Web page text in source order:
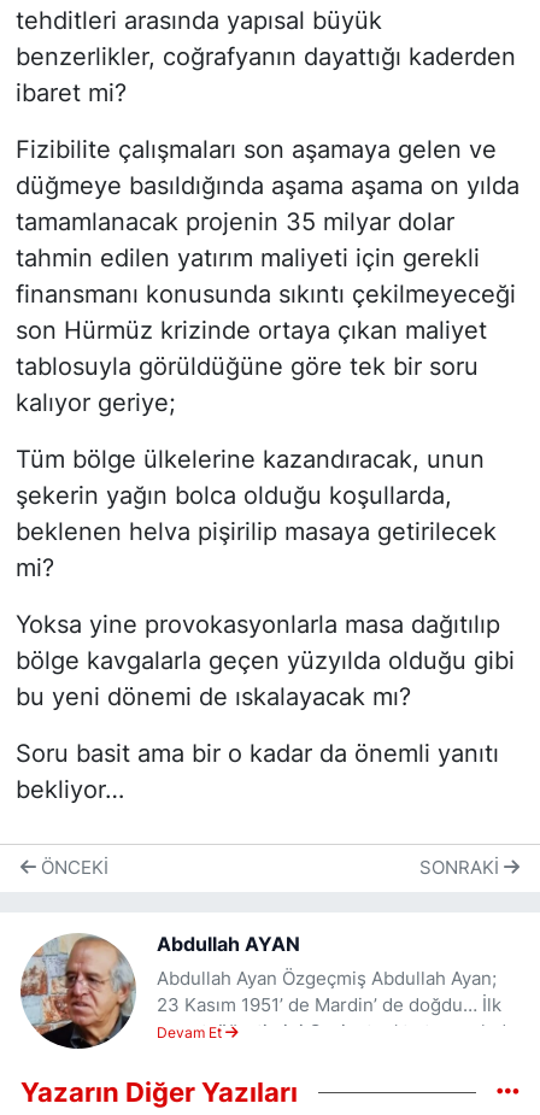
tehditleri arasında yapısal büyük
benzerlikler, coğrafyanın dayattığı kaderden
ibaret mi?
Fizibilite çalışmaları son aşamaya gelen ve
düğmeye basıldığında aşama aşama on yılda
tamamlanacak projenin 35 milyar dolar
tahmin edilen yatırım maliyeti için gerekli
finansmanı konusunda sıkıntı çekilmeyeceği
son Hürmüz krizinde ortaya çıkan maliyet
tablosuyla görüldüğüne göre tek bir soru
kalıyor geriye;
Tüm bölge ülkelerine kazandıracak, unun
şekerin yağın bolca olduğu koşullarda,
beklenen helva pişirilip masaya getirilecek
mi?
Yoksa yine provokasyonlarla masa dağıtılıp
bölge kavgalarla geçen yüzyılda olduğu gibi
bu yeni dönemi de ıskalayacak mı?
Soru basit ama bir o kadar da önemli yanıtı
bekliyor…
ÖNCEKI SONRAKI
Abdullah AYAN
Abdullah Ayan Özgeçmiş Abdullah Ayan;
23 Kasım 1951’ de Mardin’ de doğdu… İlk
ve ortaöğretimini Gaziantep' te tamamladı.
1968/1969 döneminde mezun oldu. Gazi
Devam Et
Yazarın Diğer Yazıları